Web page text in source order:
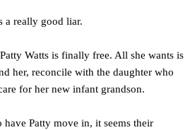
a really good liar.
Watts is finally free. All she wants is
her, reconcile with the daughter who
for her new infant grandson.
have Patty move in, it seems their